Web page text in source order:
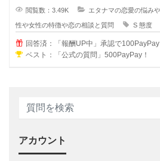
閲覧数：3.49K エタナマの恋愛の悩み
性や女性の特徴や恋の相談と質問 S 態度
回答済：「報酬UP中」承認で100PayPay
ベスト：「公式の質問」500PayPay！
アカウント